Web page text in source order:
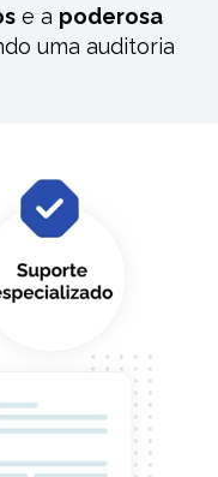
e a poderosa
uma auditoria